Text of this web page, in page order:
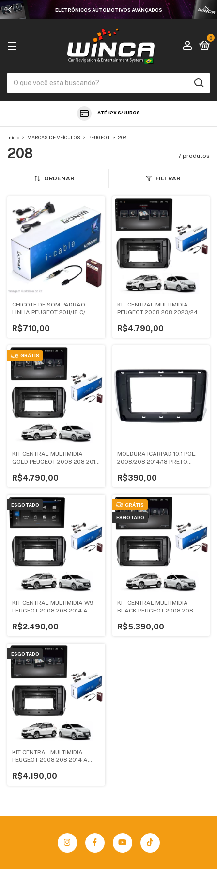
ELETRÔNICOS AUTOMOTIVOS AVANÇADOS
0
ATÉ 12X S/ JUROS
Início > MARCAS DE VEÍCULOS > PEUGEOT > 208
208 7 produtos
ORDENAR FILTRAR
CHICOTE DE SOM PADRÃO
LINHA PEUGEOT 2011/18 C/
R$710,00
KIT CENTRAL MULTIMIDIA
PEUGEOT 2008 208 2023/24
R$4.790,00
GRÁTIS
KIT CENTRAL MULTIMIDIA
GOLD PEUGEOT 2008 208 2014
R$4.790,00
MOLDURA ICARPAD 10.1 POL.
2008/208 2014/18 PRETO
R$390,00
ESGOTADO
KIT CENTRAL MULTIMIDIA W9
PEUGEOT 2008 208 2014 A
R$2.490,00
GRÁTIS
ESGOTADO
KIT CENTRAL MULTIMIDIA
BLACK PEUGEOT 2008 208
R$5.390,00
ESGOTADO
KIT CENTRAL MULTIMIDIA
PEUGEOT 2008 208 2014 A
R$4.190,00